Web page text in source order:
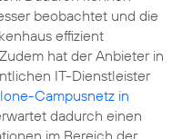
beobachtet und die
effizient
hat der Anbieter in
IT-Dienstleister
Campusnetz in
dadurch einen